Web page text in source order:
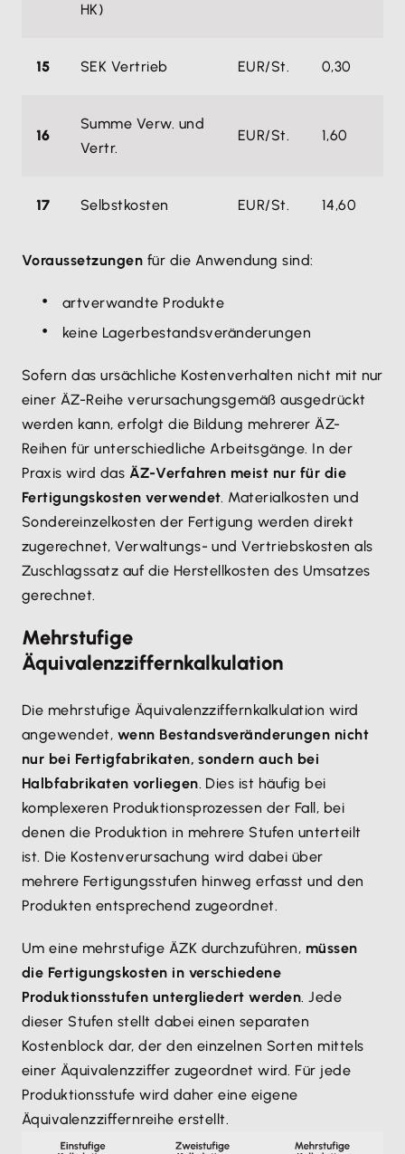
HK)
15 SEK Vertrieb EUR/St. 0,30
16
Summe Verw. und
Vertr.
EUR/St. 1,60
17 Selbstkosten EUR/St. 14,60
Voraussetzungen für die Anwendung sind:
artverwandte Produkte
keine Lagerbestandsveränderungen
Sofern das ursächliche Kostenverhalten nicht mit nur
einer ÄZ-Reihe verursachungsgemäß ausgedrückt
werden kann, erfolgt die Bildung mehrerer ÄZ-
Reihen für unterschiedliche Arbeitsgänge. In der
Praxis wird das ÄZ-Verfahren meist nur für die
Fertigungskosten verwendet. Materialkosten und
Sondereinzelkosten der Fertigung werden direkt
zugerechnet, Verwaltungs- und Vertriebskosten als
Zuschlagssatz auf die Herstellkosten des Umsatzes
gerechnet.
Mehrstufige
Äquivalenzziffernkalkulation
Die mehrstufige Äquivalenzziffernkalkulation wird
angewendet, wenn Bestandsveränderungen nicht
nur bei Fertigfabrikaten, sondern auch bei
Halbfabrikaten vorliegen. Dies ist häufig bei
komplexeren Produktionsprozessen der Fall, bei
denen die Produktion in mehrere Stufen unterteilt
ist. Die Kostenverursachung wird dabei über
mehrere Fertigungsstufen hinweg erfasst und den
Produkten entsprechend zugeordnet.
Um eine mehrstufige ÄZK durchzuführen, müssen
die Fertigungskosten in verschiedene
Produktionsstufen untergliedert werden. Jede
dieser Stufen stellt dabei einen separaten
Kostenblock dar, der den einzelnen Sorten mittels
einer Äquivalenzziffer zugeordnet wird. Für jede
Produktionsstufe wird daher eine eigene
Äquivalenzziffernreihe erstellt.